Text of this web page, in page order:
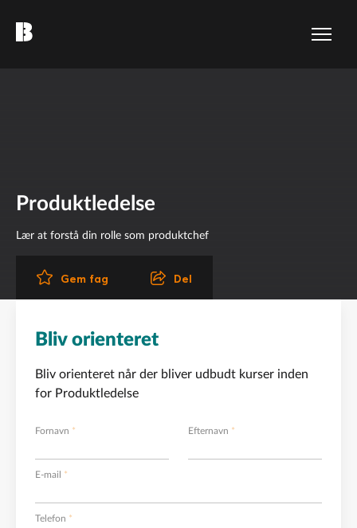
Produktledelse
Lær at forstå din rolle som produktchef
Del
Gem fag
Bliv orienteret
Bliv orienteret når der bliver udbudt kurser inden
for Produktledelse
Fornavn Efternavn
E-mail
Telefon